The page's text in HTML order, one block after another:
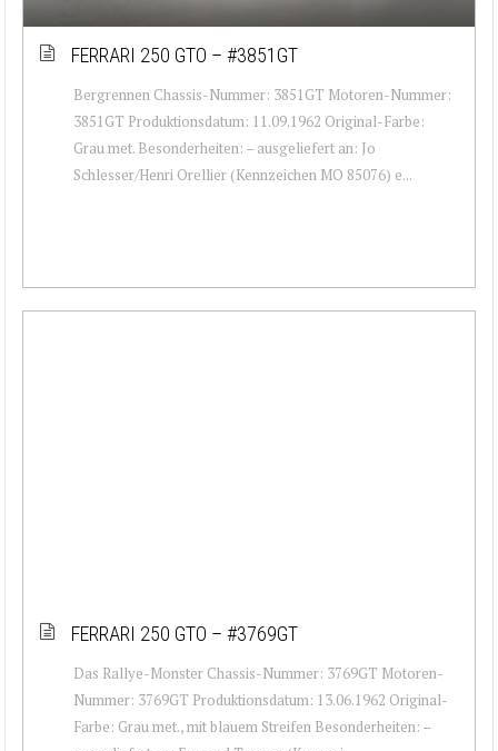
FERRARI 250 GTO – #3851GT
Bergrennen Chassis-Nummer: 3851GT Motoren-Nummer:
3851GT Produktionsdatum: 11.09.1962 Original-Farbe:
Grau met. Besonderheiten: – ausgeliefert an: Jo
Schlesser/Henri Orellier (Kennzeichen MO 85076) e...
FERRARI 250 GTO – #3769GT
Das Rallye-Monster Chassis-Nummer: 3769GT Motoren-
Nummer: 3769GT Produktionsdatum: 13.06.1962 Original-
Farbe: Grau met., mit blauem Streifen Besonderheiten: –